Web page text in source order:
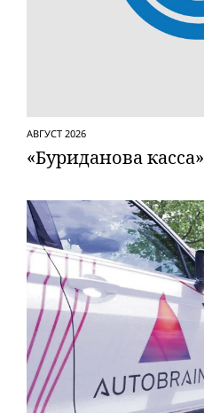
АВГУСТ 2026
«Буриданова касса»